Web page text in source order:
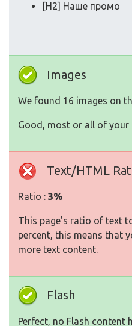
[H2] Наше промо
Images
We found 16 images on
Good, most or all of your
Text/HTML
Ratio : 3%
This page's ratio of text
percent, this means that
more text content.
Flash
Perfect, no Flash content